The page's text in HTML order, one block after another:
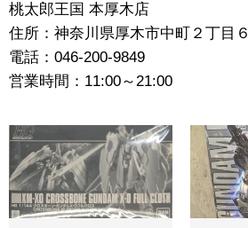
桃太郎王国 本厚木店
住所：神奈川県厚木市中町２丁目６
電話：046-200-9849
営業時間：11:00～21:00